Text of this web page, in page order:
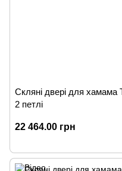
Скляні двері для
2 петлі
22 464.00 грн